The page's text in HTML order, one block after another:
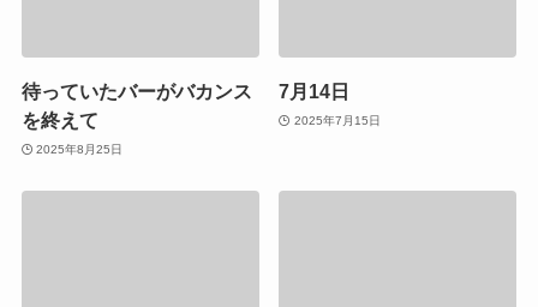
待っていたバーがバカンス
を終えて
2025年8月25日
7月14日
2025年7月15日